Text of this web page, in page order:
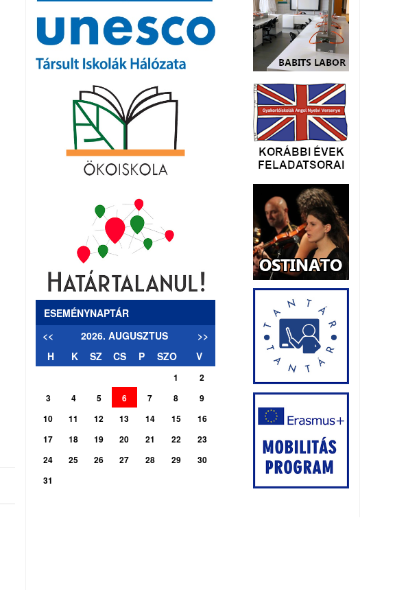
ESEMÉNYNAPTÁR
<<
2026. AUGUSZTUS
>>
H
K SZ CS P SZO V
1
2
3
4 5 6 7 8
9
10
11 12 13 14 15
16
17
18 19 20 21 22
23
24
25 26 27 28 29
30
31